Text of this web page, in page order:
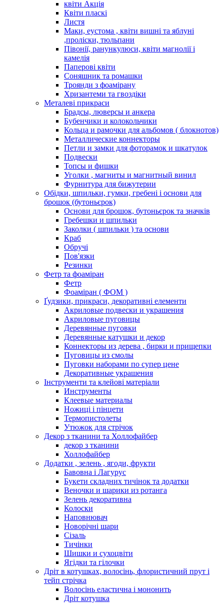
квіти Акція
Квіти пласкі
Листя
Маки, еустома , квіти вишні та яблуні
,проліски, тюльпани
Півонії, ранункулюси, квіти магнолії і
камелія
Паперові квіти
Соняшник та ромашки
Троянди з фоамірану
Хризантеми та гвоздіки
Металеві прикраси
Брадсы, люверсы и анкера
Бубенчики и колокольчики
Кольца и рамочки для альбомов ( блокнотов)
Металлические коннекторы
Петли и замки для фоторамок и шкатулок
Подвески
Топсы и фишки
Уголки , магниты и магнитный винил
Фурнитура для бижутерии
Обідки, шпильки, гумки, гребені і основи для
брошок (бутоньєрок)
Основи для брошок, бутоньєрок та значків
Гребешки и шпильки
Заколки ( шпильки ) та основи
Краб
Обручі
Пов'язки
Резинки
Фетр та фоаміран
Фетр
Фоаміран ( ФОМ )
Ґудзики, прикраси, декоративні елементи
Акриловые подвески и украшения
Акриловые пуговицы
Деревянные пуговки
Деревянные катушки и декор
Коннекторы из дерева , бирки и прищепки
Пуговицы из смолы
Пуговки наборами по супер цене
Декоративные украшения
Інструменти та клейові матеріали
Инструменты
Клеевые материалы
Ножиці і пінцети
Термопистолеты
Утюжок для стрічок
Декор з тканини та Холлофайбер
декор з тканини
Холлофайбер
Додатки , зелень , ягоди, фрукти
Бавовна і Лагурус
Букети складних тичінок та додатки
Веночки и шарики из ротанга
Зелень декоративна
Колоски
Наповнювач
Новорічні шари
Сізаль
Тичінки
Шишки и сухоцвіти
Ягідки та гілочки
Дріт в котушках, волосінь, флористичний прут і
тейп стрічка
Волосінь еластична і мононить
Дріт котушка